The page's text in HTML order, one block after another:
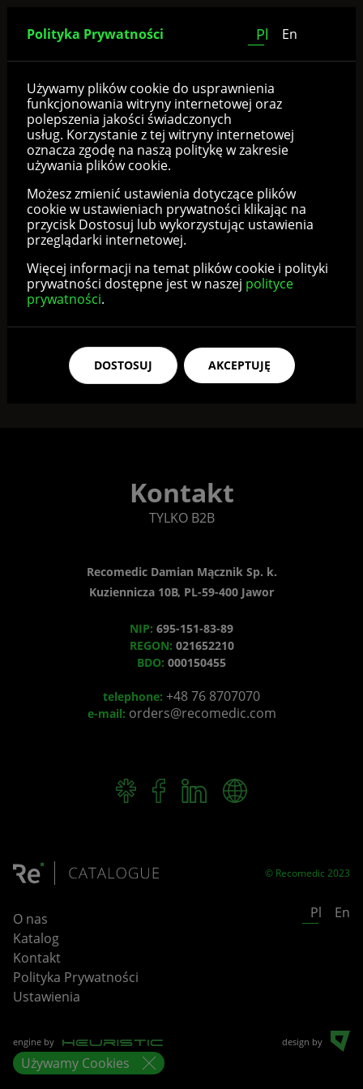
Błąd 404 - strona gdzieś się
zapodziała
Strona główna
Katalog
Start / error404Breadcrumbs
Kontakt
TYLKO B2B
Recomedic Damian Mącznik Sp. k.
Kuziennicza 10B, PL-59-400 Jawor
NIP: 695-151-83-89
REGON: 021652210
BDO: 000150455
telephone: +48 76 8707070
e-mail: orders@recomedic.com
© Recomedic 2023
O nas
Katalog
Kontakt
Polityka Prywatności
Ustawienia
Pl En
engine by design by
Używamy Cookies
Polityka Prywatności Pl En
Używamy plików cookie do usprawnienia
funkcjonowania witryny internetowej oraz
polepszenia jakości świadczonych
usług. Korzystanie z tej witryny internetowej
oznacza zgodę na naszą politykę w zakresie
używania plików cookie.
Możesz zmienić ustawienia dotyczące plików
cookie w ustawieniach prywatności klikając na
przycisk Dostosuj lub wykorzystując ustawienia
przeglądarki internetowej.
Więcej informacji na temat plików cookie i polityki
prywatności dostępne jest w naszej polityce
prywatności.
DOSTOSUJ AKCEPTUJĘ